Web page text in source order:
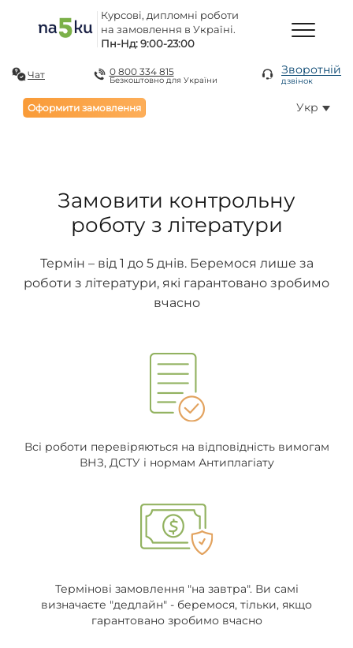
Курсові, дипломні роботи
на замовлення в Україні.
Пн-Нд: 9:00-23:00
Чат 0 800 334 815
Безкоштовно для України
Зворотній
дзвінок
Оформити замовлення Укр
Замовити контрольну
роботу з літератури
Термін – від 1 до 5 днів. Беремося лише за
роботи з літератури, які гарантовано зробимо
вчасно
Всі роботи перевіряються на відповідність вимогам
ВНЗ, ДСТУ і нормам Антиплагіату
Термінові замовлення "на завтра". Ви самі
визначаєте "дедлайн" - беремося, тільки, якщо
гарантовано зробимо вчасно